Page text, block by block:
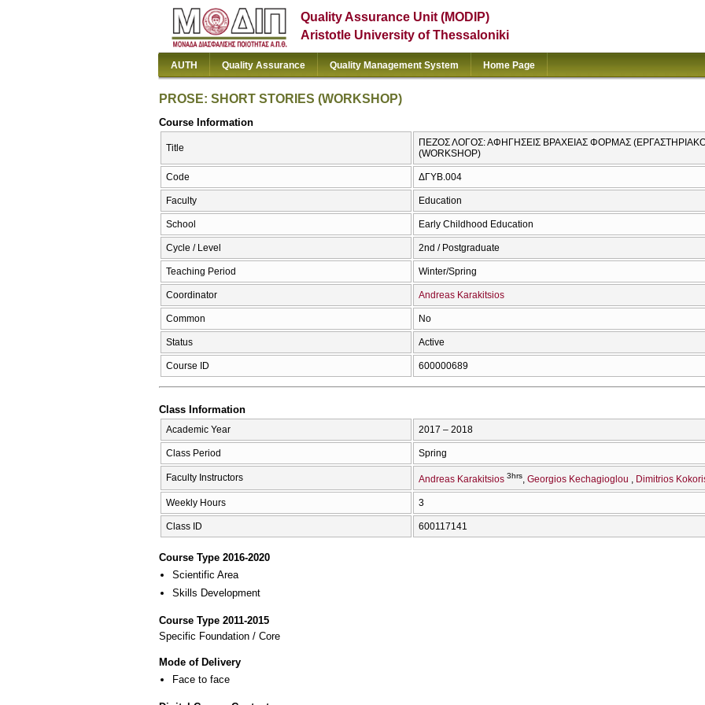
Quality Assurance Unit (MODIP)
Aristotle University of Thessaloniki
AUTH Quality Assurance Quality Management System Home Page
PROSE: SHORT STORIES (WORKSHOP)
Course Information
Title
ΠΕΖΟΣ ΛΟΓΟΣ: ΑΦΗΓΗΣΕΙΣ ΒΡΑΧΕΙΑΣ ΦΟΡΜΑΣ (ΕΡΓΑΣΤΗΡΙΑΚΟ)
(WORKSHOP)
Code ΔΓΥΒ.004
Faculty Education
School Early Childhood Education
Cycle / Level 2nd / Postgraduate
Teaching Period Winter/Spring
Coordinator Andreas Karakitsios
Common No
Status Active
Course ID 600000689
Class Information
Academic Year 2017 – 2018
Class Period Spring
Faculty Instructors Andreas Karakitsios 3hrs Georgios Kechagioglou Dimitrios
Weekly Hours 3
Class ID 600117141
Course Type 2016-2020
Scientific Area
Skills Development
Course Type 2011-2015
Specific Foundation / Core
Mode of Delivery
Face to face